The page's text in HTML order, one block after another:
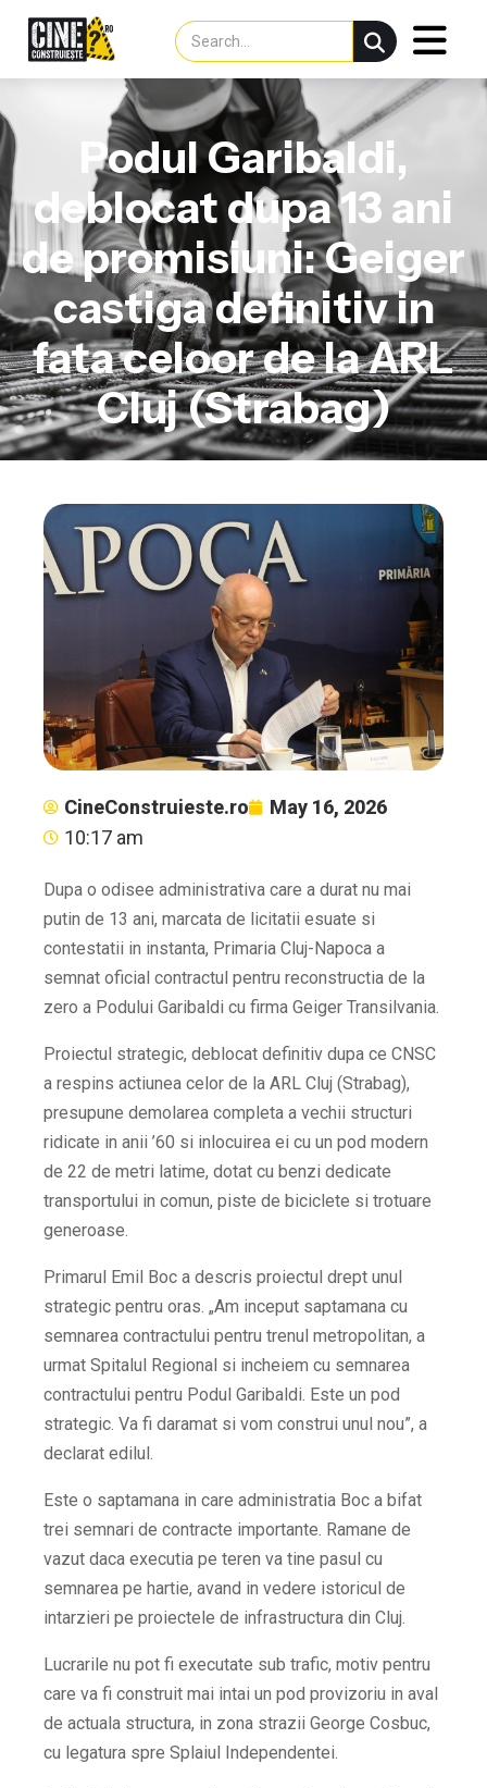
Podul Garibaldi,
deblocat dupa 13 ani
de promisiuni: Geiger
castiga definitiv in
fata celoor de la ARL
Cluj (Strabag)
CineConstruieste.ro
May 16, 2026
10:17 am
Dupa o odisee administrativa care a durat nu mai
putin de 13 ani, marcata de licitatii esuate si
contestatii in instanta, Primaria Cluj-Napoca a
semnat oficial contractul pentru reconstructia de la
zero a Podului Garibaldi cu firma Geiger Transilvania.
Proiectul strategic, deblocat definitiv dupa ce CNSC
a respins actiunea celor de la ARL Cluj (Strabag),
presupune demolarea completa a vechii structuri
ridicate in anii ’60 si inlocuirea ei cu un pod modern
de 22 de metri latime, dotat cu benzi dedicate
transportului in comun, piste de biciclete si trotuare
generoase.
Primarul Emil Boc a descris proiectul drept unul
strategic pentru oras. „Am inceput saptamana cu
semnarea contractului pentru trenul metropolitan, a
urmat Spitalul Regional si incheiem cu semnarea
contractului pentru Podul Garibaldi. Este un pod
strategic. Va fi daramat si vom construi unul nou”, a
declarat edilul.
Este o saptamana in care administratia Boc a bifat
trei semnari de contracte importante. Ramane de
vazut daca executia pe teren va tine pasul cu
semnarea pe hartie, avand in vedere istoricul de
intarzieri pe proiectele de infrastructura din Cluj.
Lucrarile nu pot fi executate sub trafic, motiv pentru
care va fi construit mai intai un pod provizoriu in aval
de actuala structura, in zona strazii George Cosbuc,
cu legatura spre Splaiul Independentei.